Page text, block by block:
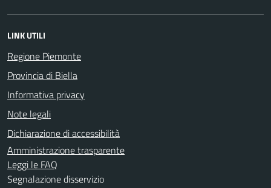
LINK UTILI
Regione Piemonte
Provincia di Biella
Informativa privacy
Note legali
Dichiarazione di accessibilità
Amministrazione trasparente
Leggi le FAQ
Segnalazione disservizio